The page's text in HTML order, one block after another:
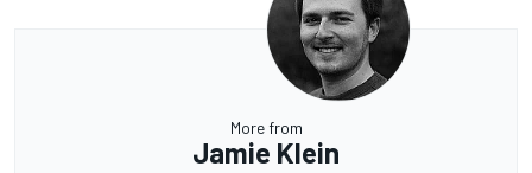
More from
Jamie Klein